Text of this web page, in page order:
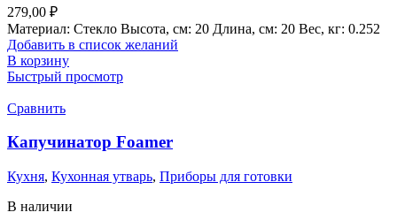
279,00 ₽
Материал: Стекло Высота, см: 20 Длина, см: 20 Вес, кг: 0.252
Добавить в список желаний
В корзину
Быстрый просмотр
Сравнить
Капучинатор Foamer
Кухня, Кухонная утварь, Приборы для готовки
В наличии